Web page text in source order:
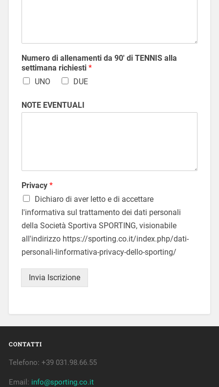
Numero di allenamenti da 90' di TENNIS alla
settimana richiesti *
UNO
DUE
NOTE EVENTUALI
Privacy *
Dichiaro di aver letto e di accettare
l'informativa sul trattamento dei dati personali
della Società Sportiva SPORTING, visionabile
all'indirizzo https://sporting.co.it/index.php/dati-
personali-linformativa-privacy-dello-sporting/
Invia Iscrizione
CONTATTI
Telefono: +39 031.98.66.55
Email: info@sporting.co.it